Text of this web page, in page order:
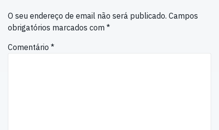
O seu endereço de email não será publicado. Campos
obrigatórios marcados com *
Comentário *